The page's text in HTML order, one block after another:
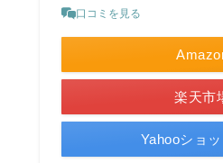
口コミを見る
楽天市
Yahooショ